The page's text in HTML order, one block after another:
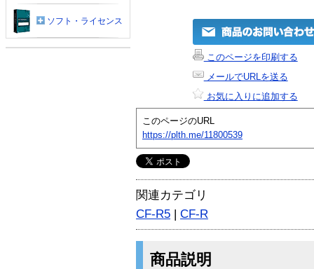
このページを印刷する
メールでURLを送る
お気に入りに追加する
このページのURL
https://plth.me/11800539
関連カテゴリ
CF-R5 | CF-R
商品説明
ソフト・ライセンス